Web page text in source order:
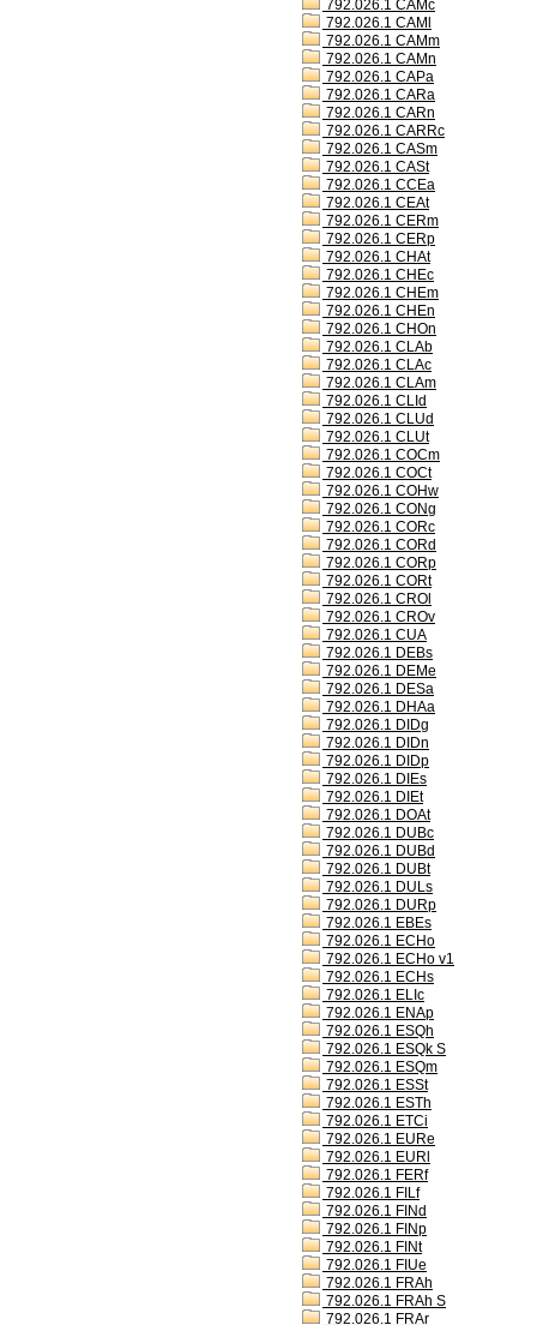
792.026.1 CAMc
792.026.1 CAMl
792.026.1 CAMm
792.026.1 CAMn
792.026.1 CAPa
792.026.1 CARa
792.026.1 CARn
792.026.1 CARRc
792.026.1 CASm
792.026.1 CASt
792.026.1 CCEa
792.026.1 CEAt
792.026.1 CERm
792.026.1 CERp
792.026.1 CHAt
792.026.1 CHEc
792.026.1 CHEm
792.026.1 CHEn
792.026.1 CHOn
792.026.1 CLAb
792.026.1 CLAc
792.026.1 CLAm
792.026.1 CLId
792.026.1 CLUd
792.026.1 CLUt
792.026.1 COCm
792.026.1 COCt
792.026.1 COHw
792.026.1 CONg
792.026.1 CORc
792.026.1 CORd
792.026.1 CORp
792.026.1 CORt
792.026.1 CROl
792.026.1 CROv
792.026.1 CUA
792.026.1 DEBs
792.026.1 DEMe
792.026.1 DESa
792.026.1 DHAa
792.026.1 DIDg
792.026.1 DIDn
792.026.1 DIDp
792.026.1 DIEs
792.026.1 DIEt
792.026.1 DOAt
792.026.1 DUBc
792.026.1 DUBd
792.026.1 DUBt
792.026.1 DULs
792.026.1 DURp
792.026.1 EBEs
792.026.1 ECHo
792.026.1 ECHo v1
792.026.1 ECHs
792.026.1 ELIc
792.026.1 ENAp
792.026.1 ESQh
792.026.1 ESQk S
792.026.1 ESQm
792.026.1 ESSt
792.026.1 ESTh
792.026.1 ETCi
792.026.1 EURe
792.026.1 EURl
792.026.1 FERf
792.026.1 FILf
792.026.1 FINd
792.026.1 FINp
792.026.1 FINt
792.026.1 FIUe
792.026.1 FRAh
792.026.1 FRAh S
792.026.1 FRAr